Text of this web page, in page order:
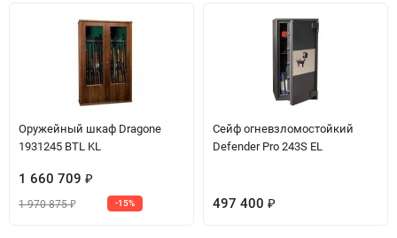
• Рекомендуется крепить сейф к полу или стене, для этого
имеются отверстия для анкерного крепления
Оружейный шкаф Dragone
1931245 BTL KL
1 660 709 ₽
1 970 875₽ -15%
Сейф огневзломостойкий
Defender Pro 243S EL
497 400 ₽